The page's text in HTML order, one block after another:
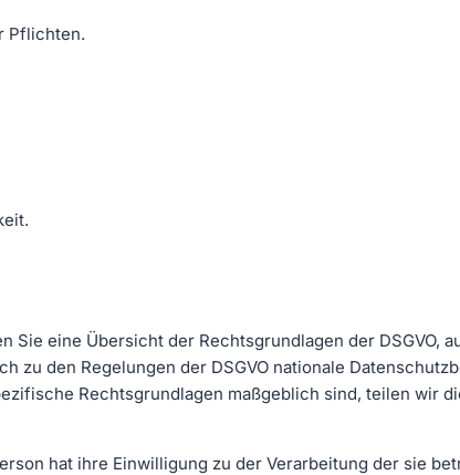
Pflichten.
Sie eine Übersicht der Rechtsgrundlagen der DSGVO,
zu den Regelungen der DSGVO nationale
Rechtsgrundlagen maßgeblich sind, teilen wir
hat ihre Einwilligung zu der Verarbeitung der sie